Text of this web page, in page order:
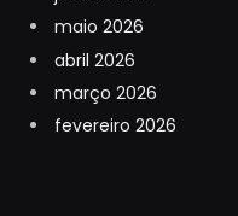
maio 2026
abril 2026
março 2026
fevereiro 2026